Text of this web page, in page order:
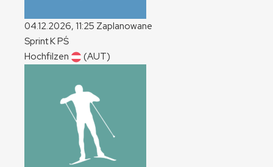
04.12.2026, 11:25 Zaplanowane
SprintKPŚ
Hochfilzen
(AUT)